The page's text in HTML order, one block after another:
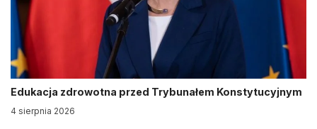
Edukacja zdrowotna przed Trybunałem Konstytucyjnym
4 sierpnia 2026